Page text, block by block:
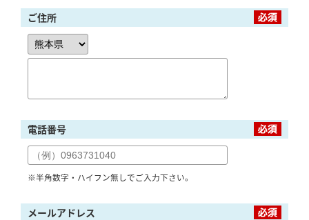
ご住所
電話番号
※半角数字・ハイフン無しでご入力下さい。
メールアドレス